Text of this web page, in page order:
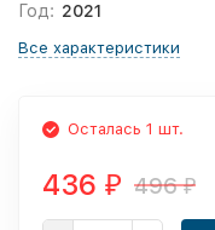
Год: 2021
Все характеристики
Осталась 1 шт.
436 ₽ 496₽